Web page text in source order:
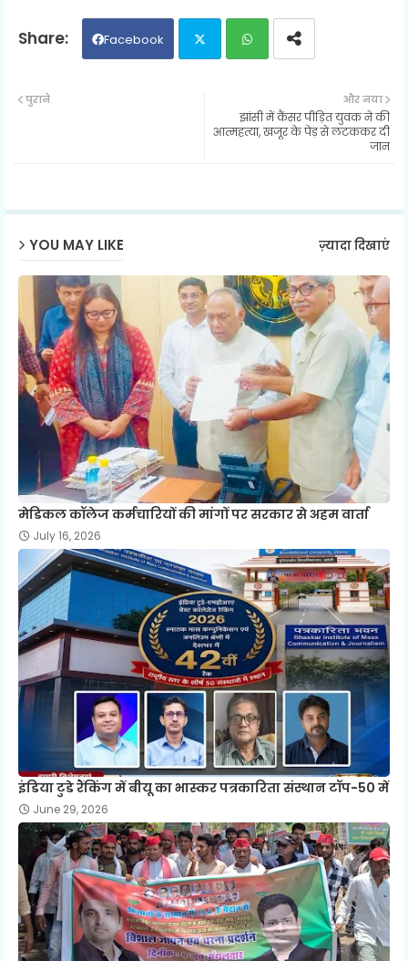
Facebook
ats
और नया
झांसी में कैंसर पीड़ित युवक ने की
आत्महत्या, खजूर के पेड़ से लटककर दी
जान
पुराने
YOU MAY LIKE ज़्यादा दिखाएं
मेडिकल कॉलेज कर्मचारियों की मांगों पर सरकार से अहम वार्ता
July 16, 2026
इंडिया टुडे रैंकिंग में बीयू का भास्कर पत्रकारिता संस्थान टॉप-50 में
June 29, 2026